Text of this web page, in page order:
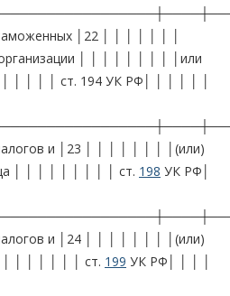
│22 │ │ │ │ │ │ │
│ │ │ │ │ │ │ │ │или
│ │ │ │ ст. 194 УК РФ│ │ │ │ │ │
и │23 │ │ │ │ │ │ │ │(или)
│ │ │ │ │ │ │ │ │ ст. 198 УК РФ│
и │24 │ │ │ │ │ │ │ │(или)
│ │ │ │ │ │ ст. 199 УК РФ│ │ │ │